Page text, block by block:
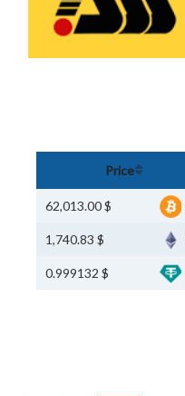
Price
$ 62,013.00
$ 1,740.83
$ 0.999132